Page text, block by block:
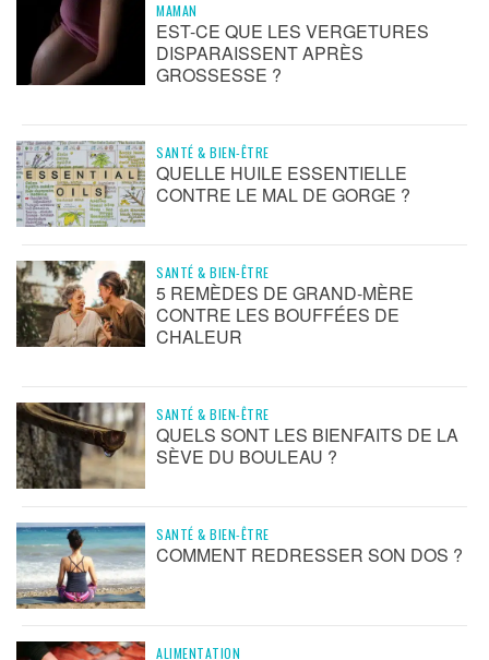
MAMAN
EST-CE QUE LES VERGETURES
DISPARAISSENT APRÈS
GROSSESSE ?
SANTÉ & BIEN-ÊTRE
QUELLE HUILE ESSENTIELLE
CONTRE LE MAL DE GORGE ?
SANTÉ & BIEN-ÊTRE
5 REMÈDES DE GRAND-MÈRE
CONTRE LES BOUFFÉES DE
CHALEUR
SANTÉ & BIEN-ÊTRE
QUELS SONT LES BIENFAITS DE LA
SÈVE DU BOULEAU ?
SANTÉ & BIEN-ÊTRE
COMMENT REDRESSER SON DOS ?
ALIMENTATION